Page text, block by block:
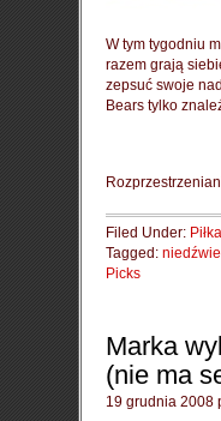
W tym tygodniu
razem grają
zepsuć swoje
Bears tylko
Filed Under:
Tagged:
Picks
Marka
(nie ma
19 grudnia 2008